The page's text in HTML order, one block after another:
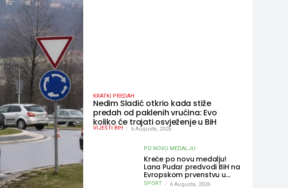
KRATKI PREDAH
Nedim Sladić otkrio kada stiže
predah od paklenih vrućina: Evo
koliko će trajati osvježenje u BiH
VIJESTI BIH 6 Augusta, 2026
PO NOVU MEDALJU
Kreće po novu medalju!
Lana Pudar predvodi BiH na
Evropskom prvenstvu u
Parizu
SPORT 6 Augusta, 2026